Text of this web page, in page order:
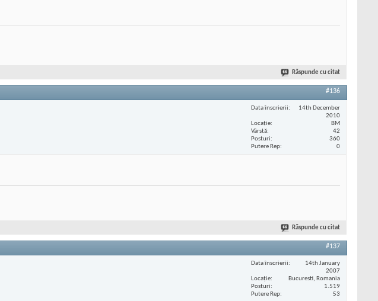
Răspunde cu citat
#136
Data înscrierii
14th December
2010
Locaţie
BM
Vârstă
42
Posturi
360
Putere Rep
0
Răspunde cu citat
#137
Data înscrierii
14th January
2007
Locaţie
Bucuresti, Romania
Posturi
1.519
Putere Rep
53